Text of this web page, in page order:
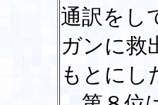
通訳をし
ガンに救
もとにし